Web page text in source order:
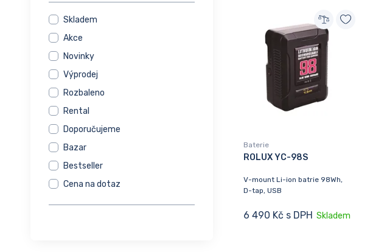
Skladem
Akce
Novinky
Výprodej
Rozbaleno
Rental
Doporučujeme
Bazar
Bestseller
Cena na dotaz
Baterie
ROLUX YC-98S
V-mount Li-ion batrie 98Wh,
D-tap, USB
6 490 Kč s DPH Skladem